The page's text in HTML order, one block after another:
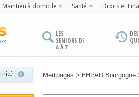
Maintien à domicile Santé Droits et
LES
SENIORS DE
A À Z
Medipages > EHPAD Bourgogne